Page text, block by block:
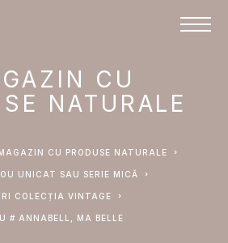
CU
NATURALE
MAGAZIN CU PRODUSE NATURALE
UNICAT SAU SERIE MICĂ
COLECȚIA VINTAGE
# ANNABELL, MA BELLE